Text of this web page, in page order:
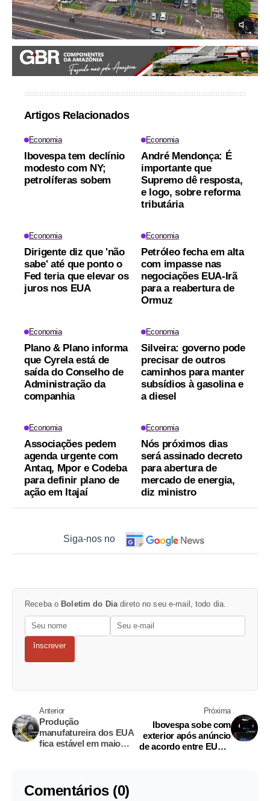
Artigos Relacionados
Economia
Ibovespa tem declínio
modesto com NY;
petrolíferas sobem
Economia
André Mendonça: É
importante que
Supremo dê resposta,
e logo, sobre reforma
tributária
Economia
Dirigente diz que 'não
sabe' até que ponto o
Fed teria que elevar os
juros nos EUA
Economia
Petróleo fecha em alta
com impasse nas
negociações EUA-Irã
para a reabertura de
Ormuz
Economia
Plano & Plano informa
que Cyrela está de
saída do Conselho de
Administração da
companhia
Economia
Silveira: governo pode
precisar de outros
caminhos para manter
subsídios à gasolina e
a diesel
Economia
Associações pedem
agenda urgente com
Antaq, Mpor e Codeba
para definir plano de
ação em Itajaí
Economia
Nós próximos dias
será assinado decreto
para abertura de
mercado de energia,
diz ministro
Siga-nos no
Receba o Boletim do Diadireto no seu e-mail, todo dia.
Inscrever
Anterior
Produção
manufatureira dos EUA
fica estável em maio
Próxima
Ibovespa sobe com
exterior após anúncio
de acordo entre EUA e
Comentários (0)